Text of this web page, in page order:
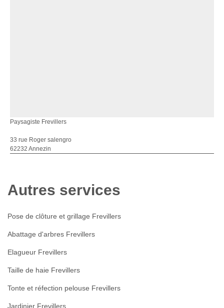
Paysagiste Frevillers
33 rue Roger salengro
62232 Annezin
Autres services
Pose de clôture et grillage Frevillers
Abattage d'arbres Frevillers
Elagueur Frevillers
Taille de haie Frevillers
Tonte et réfection pelouse Frevillers
Jardinier Frevillers